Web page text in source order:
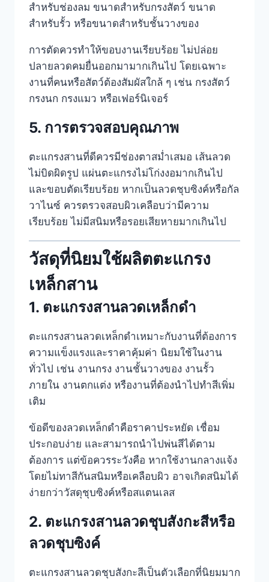
สำหรับช่องลม ขนาดสำหรับกรงสัตว์ ขนาด
สำหรับรั้ว หรือขนาดสำหรับชั้นวางของ
การตัดควรทำให้ขอบงานเรียบร้อย ไม่ปล่อย
ปลายลวดคมยื่นออกมามากเกินไป โดยเฉพาะ
งานที่คนหรือสัตว์ต้องสัมผัสใกล้ ๆ เช่น กรงสัตว์
กรงนก กรงแมว หรือเฟอร์นิเจอร์
5. การตรวจสอบคุณภาพ
ตะแกรงสานที่ดีควรมีช่องตาสม่ำเสมอ เส้นลวด
ไม่บิดผิดรูป แผ่นตะแกรงไม่โก่งงอมากเกินไป
และขอบตัดเรียบร้อย หากเป็นลวดชุบซิงค์หรือกัล
วาไนซ์ ควรตรวจสอบผิวเคลือบว่ามีความ
เรียบร้อย ไม่มีสนิมหรือรอยเสียหายมากเกินไป
วัสดุที่นิยมใช้ผลิตตะแกรง
เหล็กสาน
1. ตะแกรงสานลวดเหล็กดำ
ตะแกรงสานลวดเหล็กดำเหมาะกับงานที่ต้องการ
ความแข็งแรงและราคาคุ้มค่า นิยมใช้ในงาน
ทั่วไป เช่น งานกรง งานชั้นวางของ งานรั้ว
ภายใน งานตกแต่ง หรืองานที่ต้องนำไปทำสีเพิ่ม
เติม
ข้อดีของลวดเหล็กดำคือราคาประหยัด เชื่อม
ประกอบง่าย และสามารถนำไปพ่นสีได้ตาม
ต้องการ แต่ข้อควรระวังคือ หากใช้งานกลางแจ้ง
โดยไม่ทาสีกันสนิมหรือเคลือบผิว อาจเกิดสนิมได้
ง่ายกว่าวัสดุชุบซิงค์หรือสแตนเลส
2. ตะแกรงสานลวดชุบสังกะสีหรือ
ลวดชุบซิงค์
ตะแกรงสานลวดชุบสังกะสีเป็นตัวเลือกที่นิยมมาก